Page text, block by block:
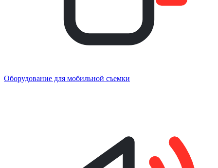
Оборудование для мобильной съемки